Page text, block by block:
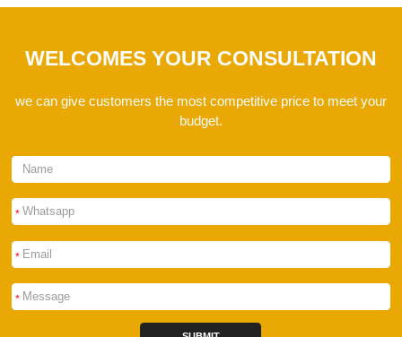
WELCOMES YOUR CONSULTATION
we can give customers the most competitive price to meet your
budget.
*
*
*